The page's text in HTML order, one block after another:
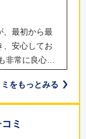
ミ
象です。あ
きれば、事前
場組立後、工
していただけ
、最初から最
、安心してお
た。 担当
をその都度ご
った職人さ
けでした
をもっとみる